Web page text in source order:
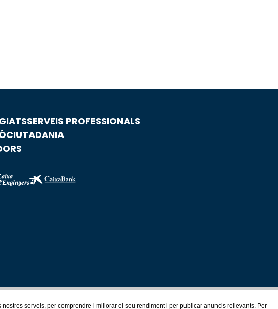
serveis, per comprendre i millorar el seu rendiment i per publicar anuncis rellevants. Per
SERVEIS PROFESSIONALS
CIUTADANIA